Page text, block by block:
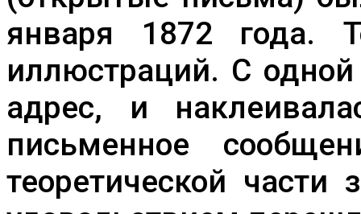
января 1872 года.
иллюстраций. С
адрес, и
письменное
теоретической